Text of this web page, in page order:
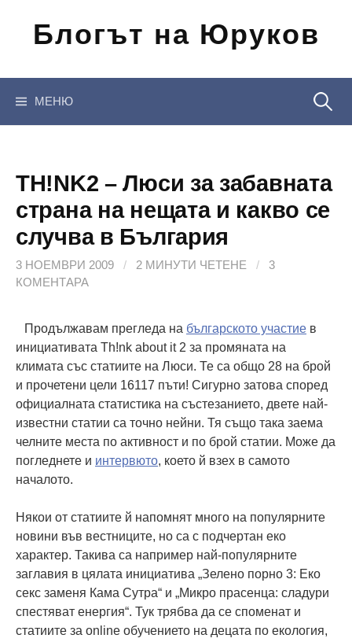
съдържанието
Блогът на Юруков
МЕНЮ
TH!NK2 – Люси за забавната
страна на нещата и какво се
случва в България
3 НОЕМВРИ 2009 / 2 МИНУТИ ЧЕТЕНЕ /
3
КОМЕНТАРА
Продължавам прегледа на българското участие в
инициативата Th!nk about it 2 за промяната на
климата със статиите на Люси. Те са общо 28 на брой
и прочетени цели 16117 пъти! Сигурно затова според
официалната статистика на състезанието, двете най-
известни статии са точно нейни. Тя също така заема
челните места по активност и по брой статии. Може да
погледнете и интервюто, което й взех в самото
началото.
Някои от статиите й напомнят много на популярните
новини във вестниците, но са с подчертан еко
характер. Такива са например най-популярните
заглавия в цялата инициатива „Зелено порно 3: Еко
секс заменя Кама Сутра“ и „Микро прасенца: сладури
спестяват енергия“. Тук трябва да се споменат и
статиите за online обучението на децата по екология,